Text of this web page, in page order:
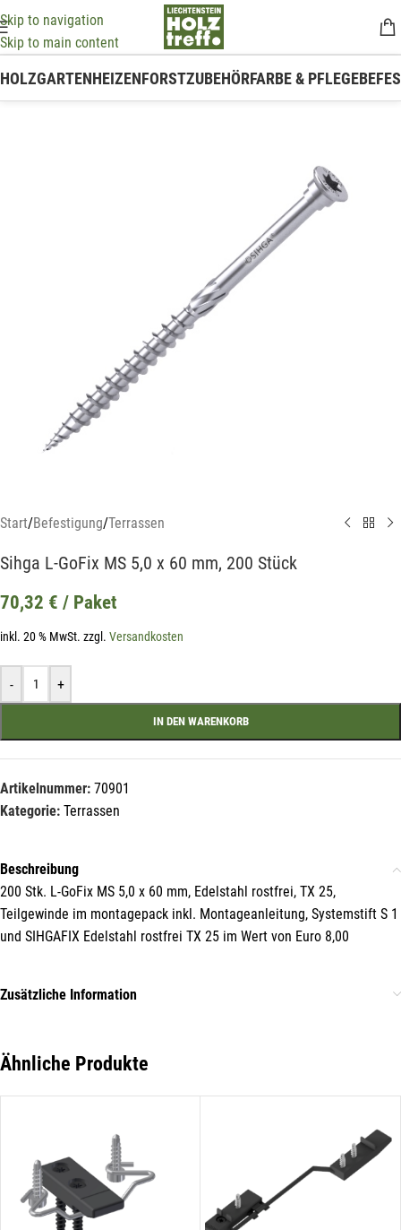
Skip to navigation
Skip to main content
HOLZGARTENHEIZENFORSTZUBEHÖRFARBE & PFLEGE
Start/Befestigung/Terrassen
Sihga L-GoFix MS 5,0 x 60 mm, 200 Stück
70,32 € / Paket
inkl. 20 % MwSt. zzgl. Versandkosten
- +
IN DEN WARENKORB
Artikelnummer: 70901
Kategorie: Terrassen
Beschreibung
200 Stk. L-GoFix MS 5,0 x 60 mm, Edelstahl rostfrei, TX 25,
Teilgewinde im montagepack inkl. Montageanleitung, Systemstift S 1
und SIHGAFIX Edelstahl rostfrei TX 25 im Wert von Euro 8,00
Zusätzliche Information
Ähnliche Produkte
Mit unserem Newsletter sind Sie
immer top-informiert über
Veranstaltungen und Aktionen
Name*
meiner E-Mail-Adresse von der Liechtenstein Holztreff GmbH zum
widerrufen werden.